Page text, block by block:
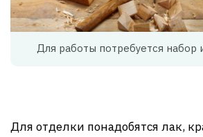
Для работы потребуется набор
Для отделки понадобятся лак,